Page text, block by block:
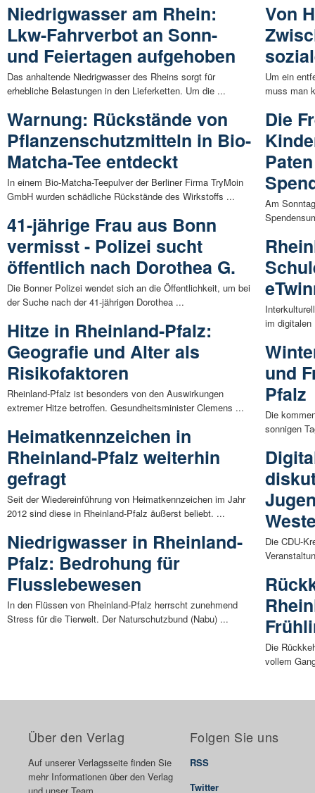
Niedrigwasser am Rhein:
Lkw-Fahrverbot an Sonn-
und Feiertagen aufgehoben
Das anhaltende Niedrigwasser des Rheins sorgt für
erhebliche Belastungen in den Lieferketten. Um die ...
Warnung: Rückstände von
Pflanzenschutzmitteln in Bio-
Matcha-Tee entdeckt
In einem Bio-Matcha-Teepulver der Berliner Firma TryMoin
GmbH wurden schädliche Rückstände des Wirkstoffs ...
41-jährige Frau aus Bonn
vermisst - Polizei sucht
öffentlich nach Dorothea G.
Die Bonner Polizei wendet sich an die Öffentlichkeit, um bei
der Suche nach der 41-jährigen Dorothea ...
Hitze in Rheinland-Pfalz:
Geografie und Alter als
Risikofaktoren
Rheinland-Pfalz ist besonders von den Auswirkungen
extremer Hitze betroffen. Gesundheitsminister Clemens ...
Heimatkennzeichen in
Rheinland-Pfalz weiterhin
gefragt
Seit der Wiedereinführung von Heimatkennzeichen im Jahr
2012 sind diese in Rheinland-Pfalz äußerst beliebt. ...
Niedrigwasser in Rheinland-
Pfalz: Bedrohung für
Flusslebewesen
In den Flüssen von Rheinland-Pfalz herrscht zunehmend
Stress für die Tierwelt. Der Naturschutzbund (Nabu) ...
Von
Um ein
muss man
Die
Am
im digitalen
und
Pfalz
Die
sonnigen
Die CDU-
Die
vollem
Über den Verlag
Auf unserer Verlagsseite finden Sie
mehr Informationen über den Verlag
Folgen Sie uns
RSS
Twitter